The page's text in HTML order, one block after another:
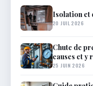
Isolation et
20 JUIL 2026
Chute de
causes et y
25 JUIN 2026